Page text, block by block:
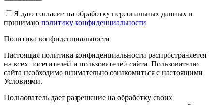
Я даю согласие на обработку персональных данных и
принимаю политику конфиденциальности
Политика конфиденциальности
Настоящая политика конфиденциальности распространяется
на всех посетителей и пользователей сайта. Пользователю
сайта необходимо внимательно ознакомиться с настоящими
Условиями.
Пользователь дает разрешение на обработку своих